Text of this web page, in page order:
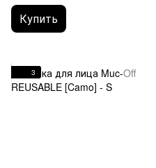
Купить
3